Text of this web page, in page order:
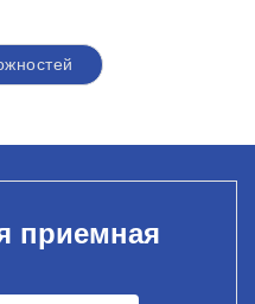
приемная